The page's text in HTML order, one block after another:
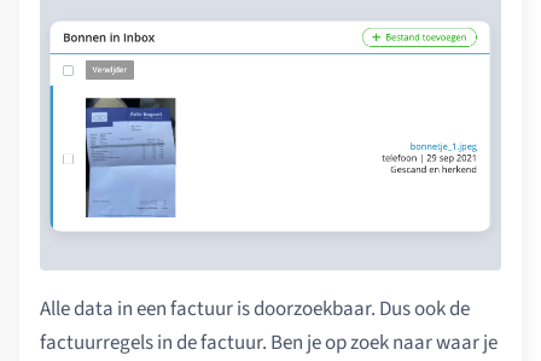
Alle data in een factuur is doorzoekbaar. Dus ook de
factuurregels in de factuur. Ben je op zoek naar waar je